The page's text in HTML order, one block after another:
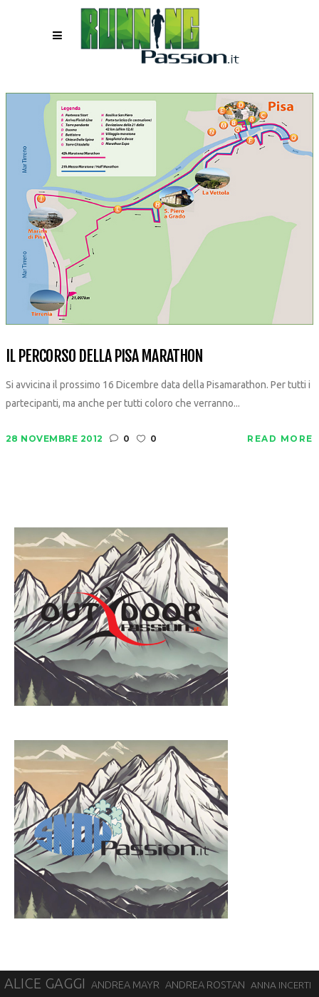
IL PERCORSO DELLA PISA MARATHON
Si avvicina il prossimo 16 Dicembre data della Pisamarathon. Per tutti i
partecipanti, ma anche per tutti coloro che verranno...
28 NOVEMBRE 2012 0 0 READ MORE
ALICE GAGGI ANDREA MAYR ANDREA ROSTAN ANNA INCERTI